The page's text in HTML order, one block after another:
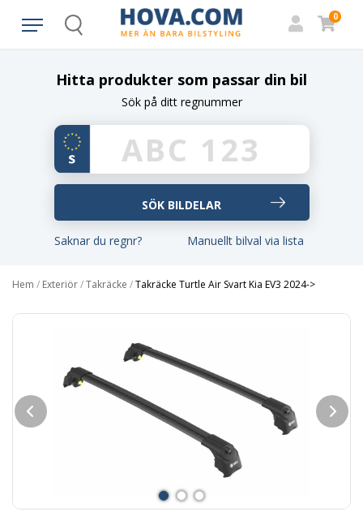
Search
0
Hitta produkter som passar din bil
Sök på ditt regnummer
Saknar du regnr? Manuellt bilval via lista
Hem / Exteriör/Takräcke /Takräcke Turtle Air Svart Kia EV3 2024->